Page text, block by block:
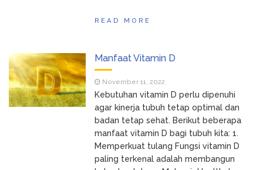
READ MORE
Manfaat Vitamin D
November 11, 2022
Kebutuhan vitamin D perlu dipenuhi
agar kinerja tubuh tetap optimal dan
badan tetap sehat. Berikut beberapa
manfaat vitamin D bagi tubuh kita: 1.
Memperkuat tulang Fungsi vitamin D
paling terkenal adalah membangun